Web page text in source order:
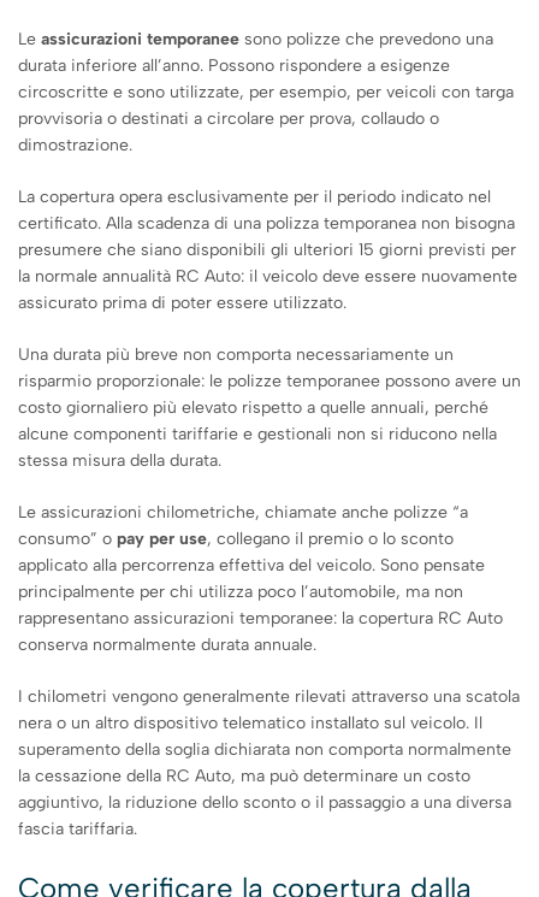
Le assicurazioni temporanee sono polizze che prevedono una
durata inferiore all’anno. Possono rispondere a esigenze
circoscritte e sono utilizzate, per esempio, per veicoli con targa
provvisoria o destinati a circolare per prova, collaudo o
dimostrazione.
La copertura opera esclusivamente per il periodo indicato nel
certificato. Alla scadenza di una polizza temporanea non bisogna
presumere che siano disponibili gli ulteriori 15 giorni previsti per
la normale annualità RC Auto: il veicolo deve essere nuovamente
assicurato prima di poter essere utilizzato.
Una durata più breve non comporta necessariamente un
risparmio proporzionale: le polizze temporanee possono avere un
costo giornaliero più elevato rispetto a quelle annuali, perché
alcune componenti tariffarie e gestionali non si riducono nella
stessa misura della durata.
Le assicurazioni chilometriche, chiamate anche polizze “a
consumo” o pay per use, collegano il premio o lo sconto
applicato alla percorrenza effettiva del veicolo. Sono pensate
principalmente per chi utilizza poco l’automobile, ma non
rappresentano assicurazioni temporanee: la copertura RC Auto
conserva normalmente durata annuale.
I chilometri vengono generalmente rilevati attraverso una scatola
nera o un altro dispositivo telematico installato sul veicolo. Il
superamento della soglia dichiarata non comporta normalmente
la cessazione della RC Auto, ma può determinare un costo
aggiuntivo, la riduzione dello sconto o il passaggio a una diversa
fascia tariffaria.
Come verificare la copertura dalla